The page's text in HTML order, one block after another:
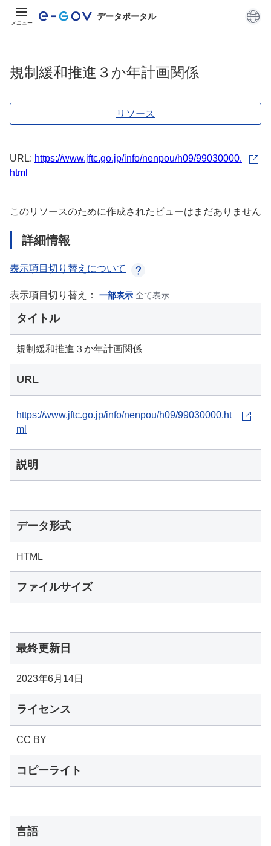
メニュー
データポータル
規制緩和推進３か年計画関係
リソース
URL: https://www.jftc.go.jp/info/nenpou/h09/99030000.
html
このリソースのために作成されたビューはまだありません
詳細情報
表示項目切り替えについて
表示項目切り替え： 一部表示 全て表示
タイトル
規制緩和推進３か年計画関係
URL
https://www.jftc.go.jp/info/nenpou/h09/99030000.ht
ml
説明
データ形式
HTML
ファイルサイズ
最終更新日
2023年6月14日
ライセンス
CC BY
コピーライト
言語